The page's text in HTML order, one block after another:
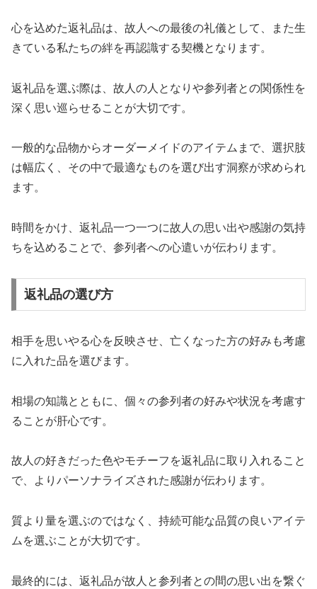
心を込めた返礼品は、故人への最後の礼儀として、また生
きている私たちの絆を再認識する契機となります。
返礼品を選ぶ際は、故人の人となりや参列者との関係性を
深く思い巡らせることが大切です。
一般的な品物からオーダーメイドのアイテムまで、選択肢
は幅広く、その中で最適なものを選び出す洞察が求められ
ます。
時間をかけ、返礼品一つ一つに故人の思い出や感謝の気持
ちを込めることで、参列者への心遣いが伝わります。
返礼品の選び方
相手を思いやる心を反映させ、亡くなった方の好みも考慮
に入れた品を選びます。
相場の知識とともに、個々の参列者の好みや状況を考慮す
ることが肝心です。
故人の好きだった色やモチーフを返礼品に取り入れること
で、よりパーソナライズされた感謝が伝わります。
質より量を選ぶのではなく、持続可能な品質の良いアイテ
ムを選ぶことが大切です。
最終的には、返礼品が故人と参列者との間の思い出を繋ぐ